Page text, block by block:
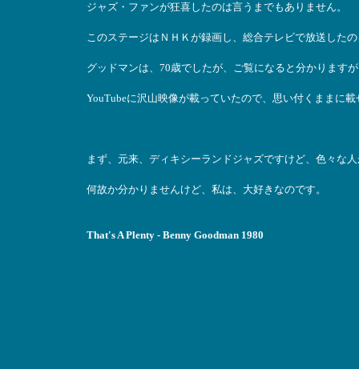
ジャズ・ファンが狂喜したのは言うまでもありません。
このステージはＮＨＫが録画し、総合テレビで放送した
グッドマンは、70歳でしたが、ご覧になると分かります
YouTubeに沢山映像が載っていたので、思い付くままに載
まず、元来、ディキシーランドジャズですけど、色々な
何故か分かりませんけど、私は、大好きなのです。
That's A Plenty - Benny Goodman 1980